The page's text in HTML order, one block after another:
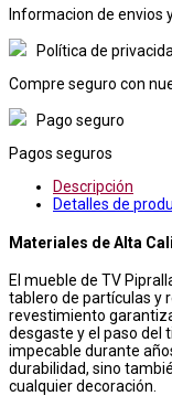
Informacion de envios
Política de
Compre seguro con
Pago seguro
Pagos seguros
Descripción
Detalles de
Materiales de Alta
El mueble de TV
tablero de partículas y
revestimiento
desgaste y el paso del
impecable durante
durabilidad, sino
cualquier decoración.